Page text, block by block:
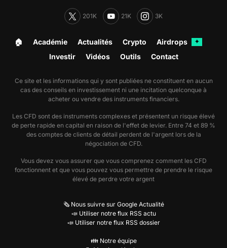
201K 21K 3K
🏠︎ Académie Actualités Crypto Airdrops ✦
Investir Vidéos Outils Contact
Ce site et les informations qui y sont publiées ne constituent en aucun
cas des conseils en investissement ni une incitation quelconque à
acheter ou vendre des instruments financiers.
Les CFD sont des instruments complexes et présentent un risque élevé
de perte rapide en capital en raison de l'effet de levier. Entre 74 et 89 %
des comptes de clients de détail perdent de l'argent lors de la
négociation de CFD.
Vous devez vous assurer que vous comprenez comment les CFD
fonctionnent et que vous pouvez vous permettre de prendre le risque
élevé de perdre votre argent
🗞️ Nous suivre sur Google Actualité
📣 Utiliser notre flux RSS actu
📣 Utiliser notre flux RSS dossier
👪 Notre équipe